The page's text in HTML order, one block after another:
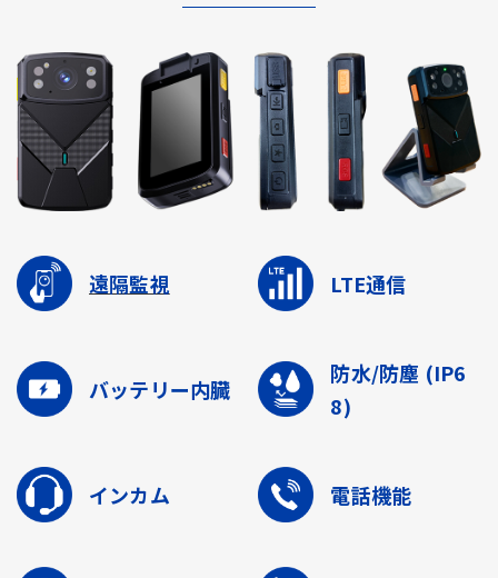
遠隔監視 LTE通信
バッテリー内臓
防水/防塵 (IP6
8)
インカム 電話機能